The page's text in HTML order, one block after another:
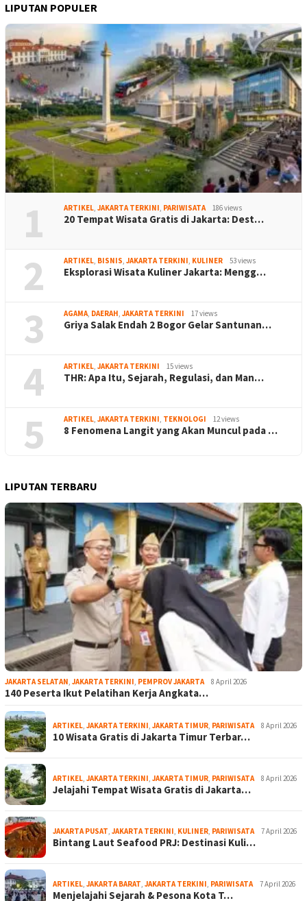
LIPUTAN POPULER
1 ARTIKEL, JAKARTA TERKINI, PARIWISATA 186 views
20 Tempat Wisata Gratis di Jakarta: Dest…
2 ARTIKEL, BISNIS, JAKARTA TERKINI, KULINER 53 views
Eksplorasi Wisata Kuliner Jakarta: Mengg…
3 AGAMA, DAERAH, JAKARTA TERKINI 17 views
Griya Salak Endah 2 Bogor Gelar Santunan…
4 ARTIKEL, JAKARTA TERKINI 15 views
THR: Apa Itu, Sejarah, Regulasi, dan Man…
5 ARTIKEL, JAKARTA TERKINI, TEKNOLOGI 12 views
8 Fenomena Langit yang Akan Muncul pada …
LIPUTAN TERBARU
JAKARTA SELATAN, JAKARTA TERKINI, PEMPROV JAKARTA 8 April 2026
140 Peserta Ikut Pelatihan Kerja Angkata…
ARTIKEL, JAKARTA TERKINI, JAKARTA TIMUR, PARIWISATA 8 April 2026
10 Wisata Gratis di Jakarta Timur Terbar…
ARTIKEL, JAKARTA TERKINI, JAKARTA TIMUR, PARIWISATA 8 April 2026
Jelajahi Tempat Wisata Gratis di Jakarta…
JAKARTA PUSAT, JAKARTA TERKINI, KULINER, PARIWISATA 7 April 2026
Bintang Laut Seafood PRJ: Destinasi Kuli…
ARTIKEL, JAKARTA BARAT, JAKARTA TERKINI, PARIWISATA 7 April 2026
Menjelajahi Sejarah & Pesona Kota T…